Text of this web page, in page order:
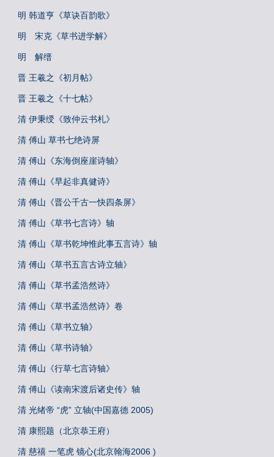
明 韩道亨《草诀百韵歌》
明 宋克《草书进学解》
明 解缙
晋 王羲之《初月帖》
晋 王羲之《十七帖》
清 伊秉绶《致仲云书札》
清 傅山 草书七绝诗屏
清 傅山《东海倒座崖诗轴》
清 傅山《早起非真健诗》
清 傅山《晋公千古一快四条屏》
清 傅山《草书七言诗》轴
清 傅山《草书乾坤惟此事五言诗》轴
清 傅山《草书五言古诗立轴》
清 傅山《草书孟浩然诗》
清 傅山《草书孟浩然诗》卷
清 傅山《草书立轴》
清 傅山《草书诗轴》
清 傅山《行草七言诗轴》
清 傅山《读南宋渡后诸史传》轴
清 光绪帝 “虎” 立轴(中国嘉德 2005)
清 康熙题（北京恭王府）
清 慈禧 一笔虎 镜心(北京翰海2006 )